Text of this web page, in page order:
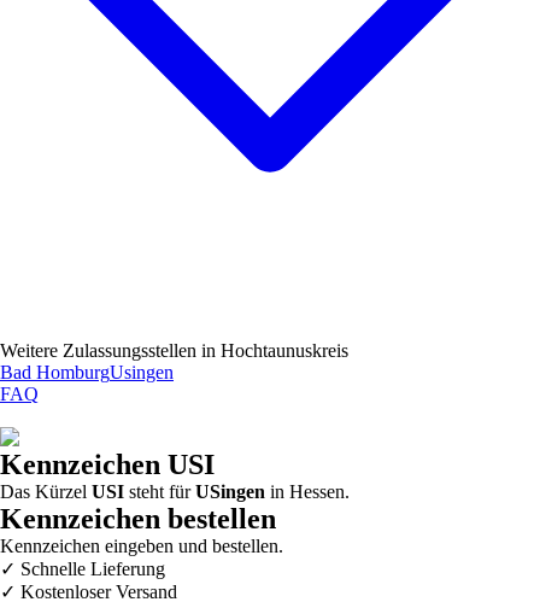
Weitere Zulassungsstellen in Hochtaunuskreis
Bad HomburgUsingen
FAQ
Kennzeichen USI
Das Kürzel USI steht fürUSingen in Hessen.
Kennzeichen bestellen
Kennzeichen eingeben und bestellen.
✓ Schnelle Lieferung
✓ Kostenloser Versand